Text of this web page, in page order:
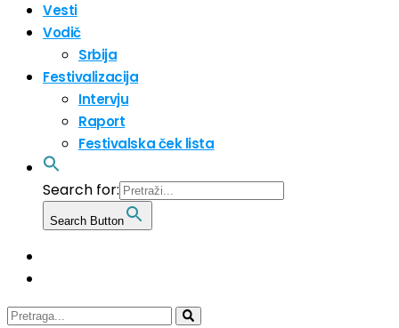
Vesti
Vodič
Srbija
Festivalizacija
Intervju
Raport
Festivalska ček lista
Search for:
Search Button